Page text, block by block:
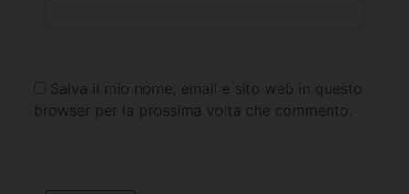
Salva il mio nome, email e sito web in questo
browser per la prossima volta che commento.